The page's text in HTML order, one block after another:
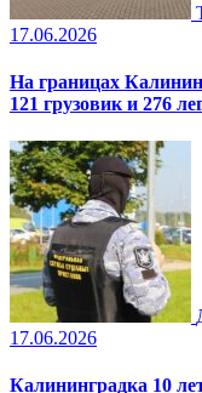
17.06.2026
На границах
121 грузовик и 276
17.06.2026
Калининградка 10